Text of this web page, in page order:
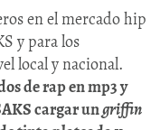
en el mercado hip
y para los
local y nacional.
de rap en mp3 y
cargar ungriffin